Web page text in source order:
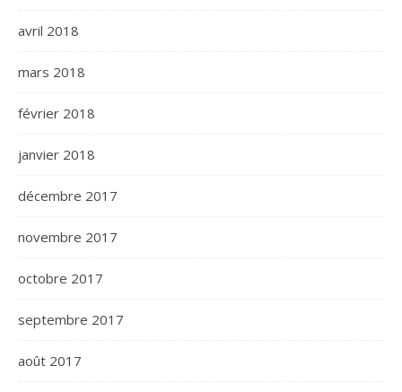
avril 2018
mars 2018
février 2018
janvier 2018
décembre 2017
novembre 2017
octobre 2017
septembre 2017
août 2017